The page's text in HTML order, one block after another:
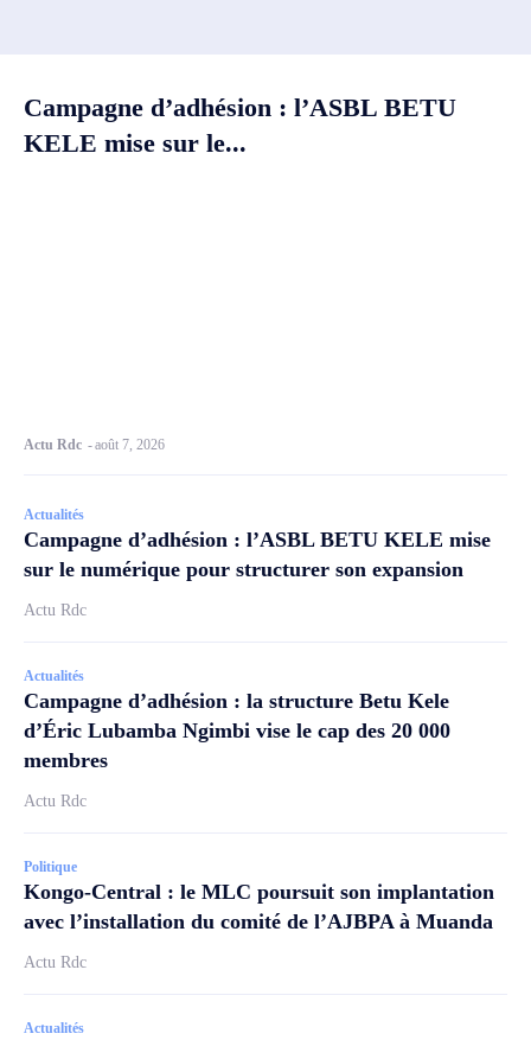
Campagne d’adhésion : l’ASBL BETU
KELE mise sur le...
Actu Rdc -août 7, 2026
Actualités
Campagne d’adhésion : l’ASBL BETU KELE mise
sur le numérique pour structurer son expansion
Actu Rdc
Actualités
Campagne d’adhésion : la structure Betu Kele
d’Éric Lubamba Ngimbi vise le cap des 20 000
membres
Actu Rdc
Politique
Kongo-Central : le MLC poursuit son implantation
avec l’installation du comité de l’AJBPA à Muanda
Actu Rdc
Actualités